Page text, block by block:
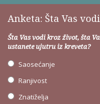
Anketa: Šta Vas
Šta Vas vodi kroz život, šta
ustanete ujutru iz kreveta?
Saosećanje
Ranjivost
Znatiželja